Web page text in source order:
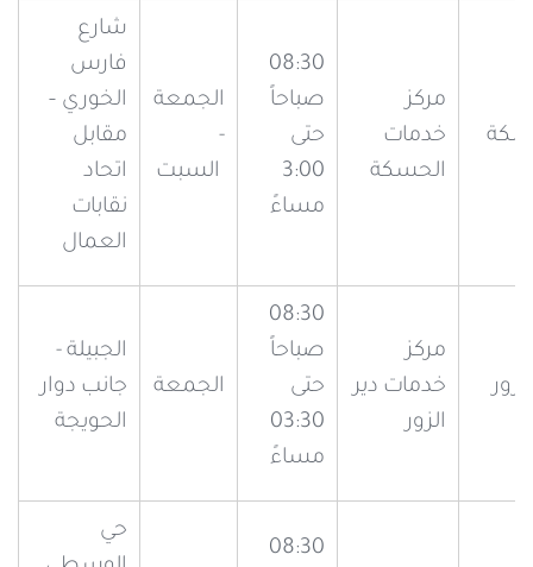
مركز
خدمات
الحسكة
08:30
صباحاً
حتى
3:00
مساءً
الجمعة
-
السبت
شارع
فارس
الخوري –
مقابل
اتحاد
نقابات
العمال
مركز
خدمات دير
الزور
08:30
صباحاً
حتى
03:30
مساءً
الجمعة
الجبيلة -
جانب دوار
الحويجة
08:30
حي